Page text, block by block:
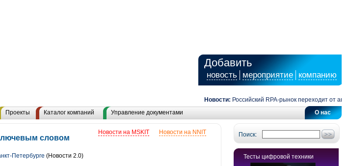
Добавить
новость мероприятие компанию
Новости: Российский RPA-рынок переходит от
О нас
Проекты Каталог компаний Управление документами
Поиск:
Тесты цифровой техники
Новости на NNIT
Новости на MSKIT
словом
Петербурге (Новости 2.0)